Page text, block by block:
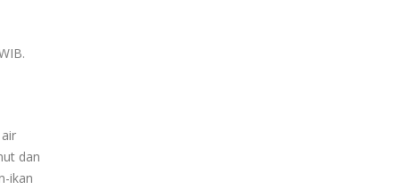
dan
ikan